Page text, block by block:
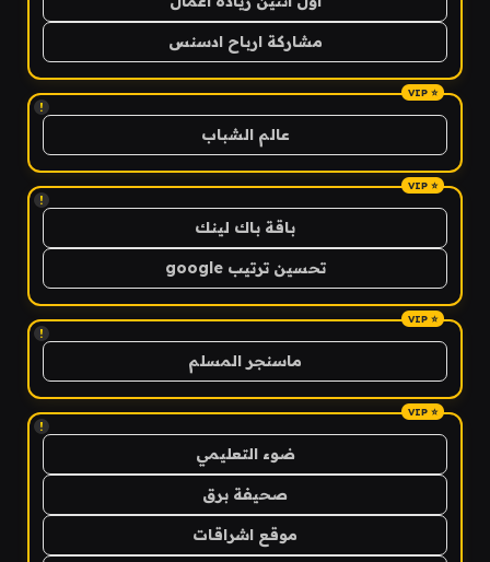
مشاركة ارباح ادسنس
!
عالم الشباب
!
باقة باك لينك
تحسين ترتيب google
!
ماسنجر المسلم
!
ضوء التعليمي
صحيفة برق
موقع اشراقات